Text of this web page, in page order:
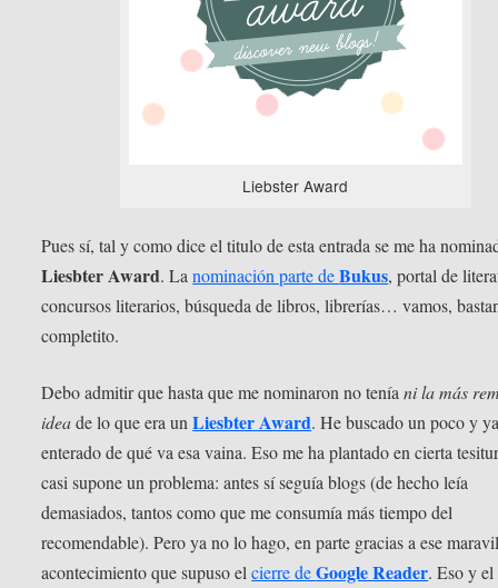
Liebster Award
Pues sí, tal y como dice el titulo de esta entrada se me ha
Liesbter Award. Lanominación parte deBukus, portal de
concursos literarios, búsqueda de libros, librerías… vamos,
completito.
Debo admitir que hasta que me nominaron no teníani la más
ideade lo que era unLiesbter Award. He buscado un poco y
enterado de qué va esa vaina. Eso me ha plantado en cierta
casi supone un problema: antes sí seguía blogs (de hecho leía
demasiados, tantos como que me consumía más tiempo del
recomendable). Pero ya no lo hago, en parte gracias a ese
acontecimiento que supuso elcierre deGoogle Reader. Eso y el